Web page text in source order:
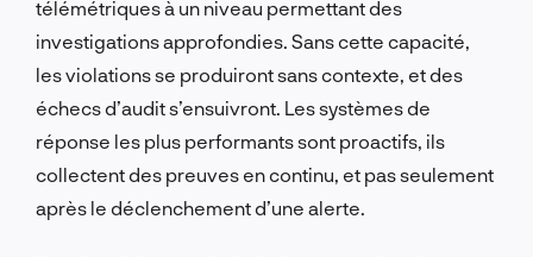
télémétriques à un niveau permettant des
investigations approfondies. Sans cette capacité,
les violations se produiront sans contexte, et des
échecs d’audit s’ensuivront. Les systèmes de
réponse les plus performants sont proactifs, ils
collectent des preuves en continu, et pas seulement
après le déclenchement d’une alerte.